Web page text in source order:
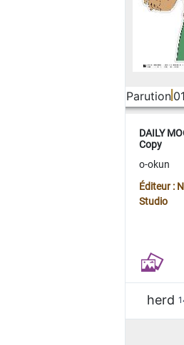
Parution
DAILY
Copy
o-okun
Éditeur :
Studio
herd